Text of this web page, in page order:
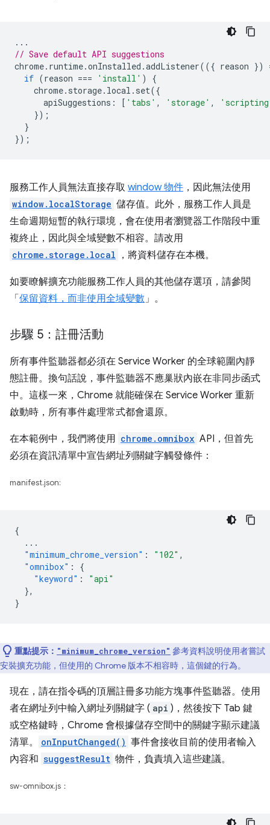
...
// Save default API suggestions
chrome. runtime.onInstalled .addListener(({ reason })
if (reason === 'install' )
{
chrome. storage. local . set({
apiSuggestions : [ 'tabs' , 'storage' ,
});
}
});
服務工作人員無法直接存取 window 物件 ，因此無法使用
window.localStorage 儲存值。此外，服務工作人員是
生命週期短暫的執行環境，會在使用者瀏覽器工作階段中重
複終止，因此與全域變數不相容。請改用
chrome.storage.local ，將資料儲存在本機。
如要瞭解擴充功能服務工作人員的其他儲存選項，請參閱
「保留資料，而非使用全域變數 」。
步驟 5：註冊活動
所有事件監聽器都必須在 Service Worker 的全球範圍內靜
態註冊。換句話說，事件監聽器不應巢狀內嵌在非同步函式
中。這樣一來，Chrome 就能確保在 Service Worker 重新
啟動時，所有事件處理常式都會還原。
在本範例中，我們將使用 chrome.omnibox API，但首先
必須在資訊清單中宣告網址列關鍵字觸發條件：
manifest.json:
{
...
"minimum_chrome_version" : "102" ,
"omnibox" :
{
"keyword" :
"api"
},
}
重點提示： "minimum_chrome_version" 參考資料說明使用者嘗試
安裝擴充功能，但使用的 Chrome 版本不相容時，這個鍵的行為。
現在，請在指令碼的頂層註冊多功能方塊事件監聽器。使用
者在網址列中輸入網址列關鍵字 ( api )，然後按下 Tab 鍵
或空格鍵時，Chrome 會根據儲存空間中的關鍵字顯示建議
清單。
onInputChanged() 事件會接收目前的使用者輸入
內容和 suggestResult 物件，負責填入這些建議。
sw-omnibox.js：